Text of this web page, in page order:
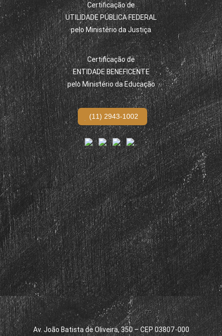
Certificação de
UTILIDADE PÚBLICA FEDERAL
pelo Ministério da Justiça
Certificação de
ENTIDADE BENEFICENTE
pelo Ministério da Educação
(11) 2943-1002
Av. João Batista de Oliveira, 350 – CEP 03807-000